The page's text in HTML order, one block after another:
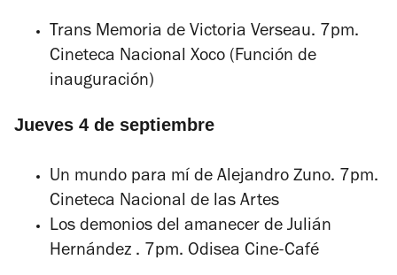
Trans Memoria de Victoria Verseau. 7pm.
Cineteca Nacional Xoco (Función de
inauguración)
Jueves 4 de septiembre
Un mundo para mí de Alejandro Zuno. 7pm.
Cineteca Nacional de las Artes
Los demonios del amanecer de Julián
Hernández . 7pm. Odisea Cine-Café